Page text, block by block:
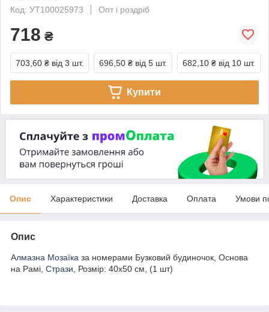
Код: УТ100025973
Опт і роздріб
718 ₴
703,60 ₴ від 3 шт. 696,50 ₴ від 5 шт. 682,10 ₴ від 10 шт.
Купити
Опис Характеристики Доставка Оплата Умови
Опис
Алмазна Мозаїка за номерами Бузковий будиночок, Основа
на Рамі, Стрази, Розмір: 40х50 см, (1 шт)